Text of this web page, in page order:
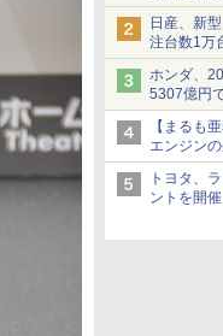
が解説
日産、新
注台数1万
ホンダ、
5307億円
【まるも
エンジン
トヨタ、
ントを開